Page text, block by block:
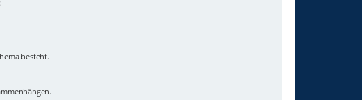
besteht.